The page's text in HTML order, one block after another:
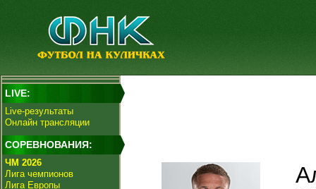
LIVE:
Live-результаты
Онлайн трансляции
СОРЕВНОВАНИЯ:
ЧМ 2026
Лига чемпионов
Лига Европы